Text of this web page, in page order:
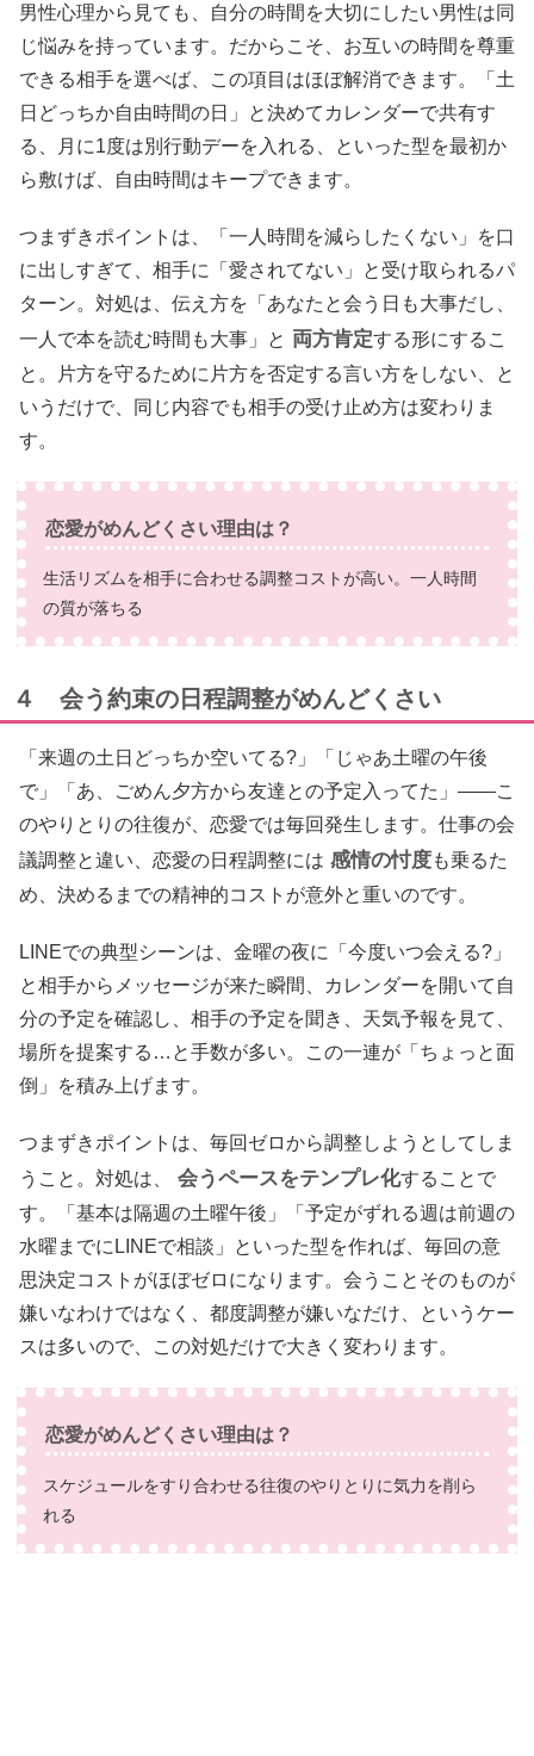
男性心理から見ても、自分の時間を大切にしたい男性は同
じ悩みを持っています。だからこそ、お互いの時間を尊重
できる相手を選べば、この項目はほぼ解消できます。「土
日どっちか自由時間の日」と決めてカレンダーで共有す
る、月に1度は別行動デーを入れる、といった型を最初か
ら敷けば、自由時間はキープできます。
つまずきポイントは、「一人時間を減らしたくない」を口
に出しすぎて、相手に「愛されてない」と受け取られるパ
ターン。対処は、伝え方を「あなたと会う日も大事だし、
一人で本を読む時間も大事」と 両方肯定する形にするこ
と。片方を守るために片方を否定する言い方をしない、と
いうだけで、同じ内容でも相手の受け止め方は変わりま
す。
恋愛がめんどくさい理由は？
生活リズムを相手に合わせる調整コストが高い。一人時間
の質が落ちる
４ 会う約束の日程調整がめんどくさい
「来週の土日どっちか空いてる?」「じゃあ土曜の午後
で」「あ、ごめん夕方から友達との予定入ってた」――こ
のやりとりの往復が、恋愛では毎回発生します。仕事の会
議調整と違い、恋愛の日程調整には 感情の忖度も乗るた
め、決めるまでの精神的コストが意外と重いのです。
LINEでの典型シーンは、金曜の夜に「今度いつ会える?」
と相手からメッセージが来た瞬間、カレンダーを開いて自
分の予定を確認し、相手の予定を聞き、天気予報を見て、
場所を提案する…と手数が多い。この一連が「ちょっと面
倒」を積み上げます。
つまずきポイントは、毎回ゼロから調整しようとしてしま
うこと。対処は、
会うペースをテンプレ化することで
す。「基本は隔週の土曜午後」「予定がずれる週は前週の
水曜までにLINEで相談」といった型を作れば、毎回の意
思決定コストがほぼゼロになります。会うことそのものが
嫌いなわけではなく、都度調整が嫌いなだけ、というケー
スは多いので、この対処だけで大きく変わります。
恋愛がめんどくさい理由は？
スケジュールをすり合わせる往復のやりとりに気力を削ら
れる